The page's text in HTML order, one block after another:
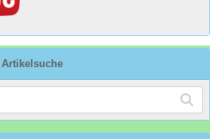
Artikelsuche